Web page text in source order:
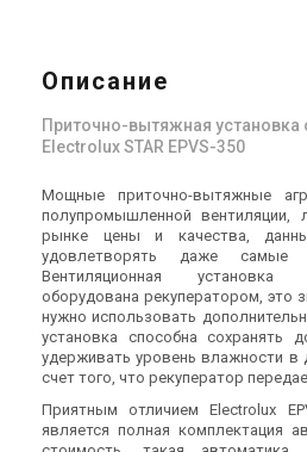
Описание
Приточно-вытяжная установка
Electrolux STAR EPVS-350
Мощные приточно-вытяжные
полупромышленной вентиляции,
рынке цены и качества,
удовлетворять даже самые
Вентиляционная установка
оборудована рекуператором, это
нужно использовать
установка способна сохранять
удерживать уровень влажности в
счет того, что рекуператор
Приятным отличием Electrolux
является полная комплектация